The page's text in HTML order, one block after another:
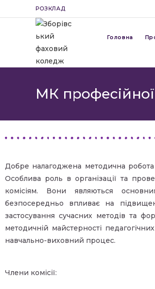
РОЗКЛАД
Головна
МК
Добре налагоджена методична
Особлива роль в організації та
комісіям. Вони являються
безпосередньо впливає на
застосування сучасних методів та
методичній майстерності
навчально-виховний процес.
Члени комісії: